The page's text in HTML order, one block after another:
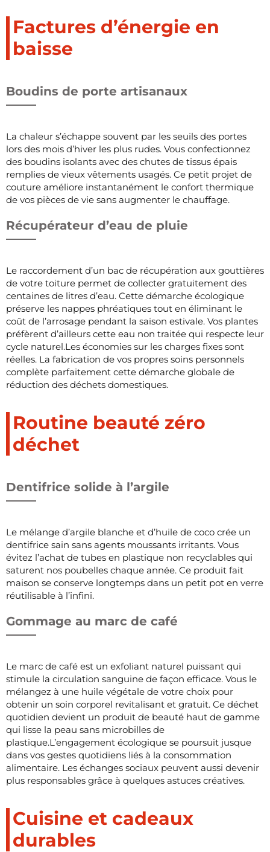
Factures d’énergie en
baisse
Boudins de porte artisanaux
La chaleur s’échappe souvent par les seuils des portes
lors des mois d’hiver les plus rudes. Vous confectionnez
des boudins isolants avec des chutes de tissus épais
remplies de vieux vêtements usagés. Ce petit projet de
couture améliore instantanément le confort thermique
de vos pièces de vie sans augmenter le chauffage.
Récupérateur d’eau de pluie
Le raccordement d’un bac de récupération aux gouttières
de votre toiture permet de collecter gratuitement des
centaines de litres d’eau. Cette démarche écologique
préserve les nappes phréatiques tout en éliminant le
coût de l’arrosage pendant la saison estivale. Vos plantes
préfèrent d’ailleurs cette eau non traitée qui respecte leur
cycle naturel.Les économies sur les charges fixes sont
réelles. La fabrication de vos propres soins personnels
complète parfaitement cette démarche globale de
réduction des déchets domestiques.
Routine beauté zéro
déchet
Dentifrice solide à l’argile
Le mélange d’argile blanche et d’huile de coco crée un
dentifrice sain sans agents moussants irritants. Vous
évitez l’achat de tubes en plastique non recyclables qui
saturent nos poubelles chaque année. Ce produit fait
maison se conserve longtemps dans un petit pot en verre
réutilisable à l’infini.
Gommage au marc de café
Le marc de café est un exfoliant naturel puissant qui
stimule la circulation sanguine de façon efficace. Vous le
mélangez à une huile végétale de votre choix pour
obtenir un soin corporel revitalisant et gratuit. Ce déchet
quotidien devient un produit de beauté haut de gamme
qui lisse la peau sans microbilles de
plastique.L’engagement écologique se poursuit jusque
dans vos gestes quotidiens liés à la consommation
alimentaire. Les échanges sociaux peuvent aussi devenir
plus responsables grâce à quelques astuces créatives.
Cuisine et cadeaux
durables